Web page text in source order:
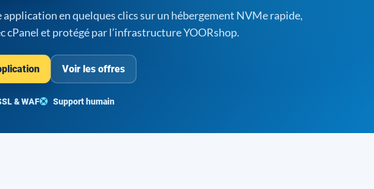
en quelques clics sur un hébergement NVMe rapide,
cPanel et protégé par l’infrastructure YOORshop.
Voir les offres
& WAF Support humain